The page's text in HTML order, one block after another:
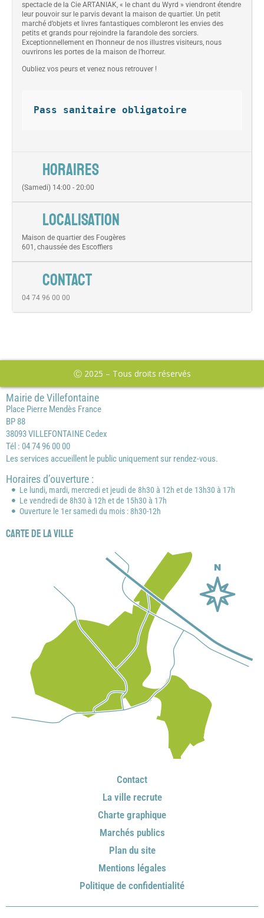
spectacle de la Cie ARTANIAK, « le chant du Wyrd » viendront étendre
leur pouvoir sur le parvis devant la maison de quartier. Un petit
marché d’objets et livres fantastiques combleront les envies des
petits et grands pour rejoindre la farandole des sorciers.
Exceptionnellement en l’honneur de nos illustres visiteurs, nous
ouvrirons les portes de la maison de l’horreur.
Oubliez vos peurs et venez nous retrouver !
Pass sanitaire obligatoire
HORAIRES
(Samedi) 14:00 - 20:00
LOCALISATION
Maison de quartier des Fougères
601, chaussée des Escoffiers
CONTACT
04 74 96 00 00
Ⓒ 2025 – Tous droits réservés
Mairie de Villefontaine
Place Pierre Mendès France
BP 88
38093 VILLEFONTAINE Cedex
Tél : 04 74 96 00 00
Les services accueillent le public uniquement sur rendez-vous.
Horaires d’ouverture :
Le lundi, mardi, mercredi et jeudi de 8h30 à 12h et de 13h30 à 17h
Le vendredi de 8h30 à 12h et de 15h30 à 17h
Ouverture le 1er samedi du mois : 8h30-12h
Carte de la ville
Contact
La ville recrute
Charte graphique
Marchés publics
Plan du site
Mentions légales
Politique de confidentialité